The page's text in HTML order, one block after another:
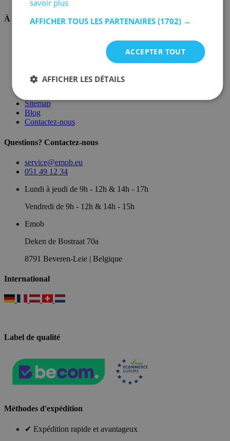
À propos de nous
Conditions générales
Mentions légales
Sitemap
Blog
Contactez-nous
Questions? Contactez-nous
service@emob.eu
051 49 12 34
Lundi à jeudi de 9h - 12h & 14h - 17h
Vendredi de 9h - 12h & 14h - 15h
Emob
Deken de Bostraat 70a
8791 Beveren-Leie | Belgique
International
Label de qualité
Méthodes d'expédition
✔ Expédition rapide et avantageux
savoir plus
AFFICHER TOUS LES PARTENAIRES (1702) →
ACCEPTER TOUT
AFFICHER LES DÉTAILS